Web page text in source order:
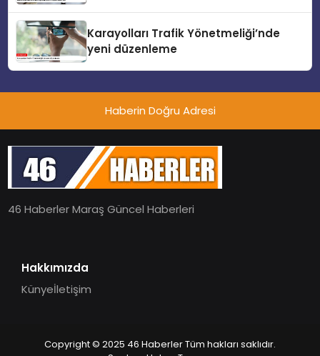
Karayolları Trafik Yönetmeliği’nde
yeni düzenleme
Haberin Doğru Adresi
46 Haberler Maraş Güncel Haberleri
Hakkımızda
Künyeİletişim
Copyright © 2025 46 Haberler Tüm hakları saklıdır.